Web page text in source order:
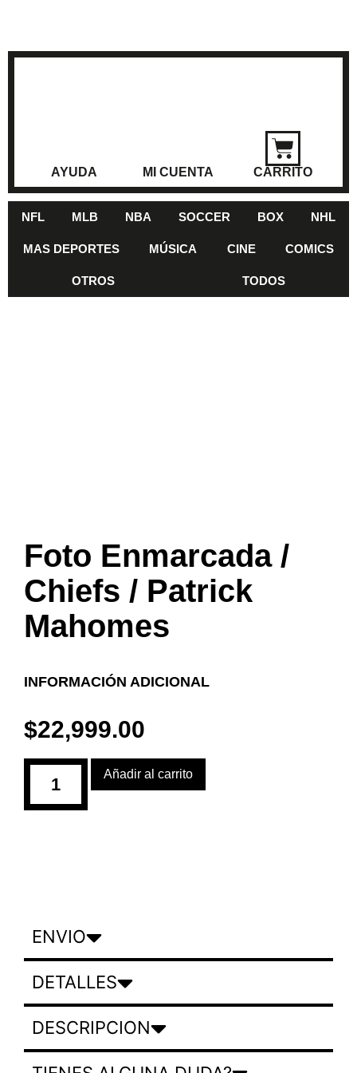
AYUDA MI CUENTA CARRITO
NFL MLB NBA SOCCER BOX NHL
MAS DEPORTES MÚSICA CINE COMICS
OTROS TODOS
Foto Enmarcada /
Chiefs / Patrick
Mahomes
INFORMACIÓN ADICIONAL
$22,999.00
Añadir al carrito
ENVIO
DETALLES
DESCRIPCION